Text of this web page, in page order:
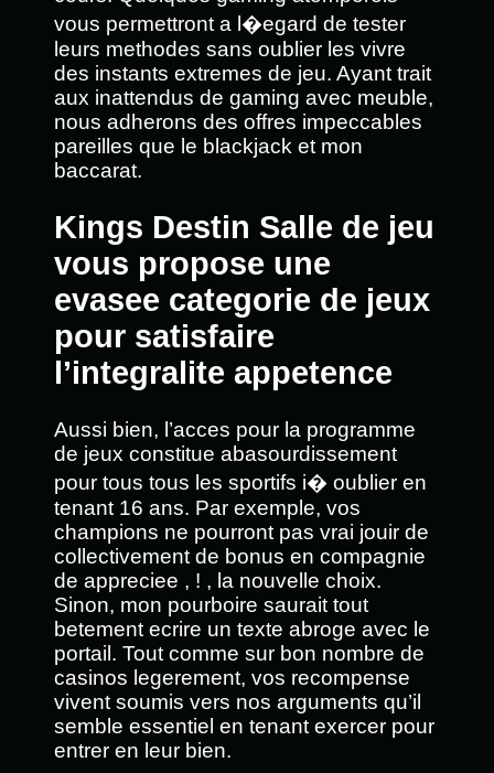
vous permettront a l�egard de tester
leurs methodes sans oublier les vivre
des instants extremes de jeu. Ayant trait
aux inattendus de gaming avec meuble,
nous adherons des offres impeccables
pareilles que le blackjack et mon
baccarat.
Kings Destin Salle de jeu
vous propose une
evasee categorie de jeux
pour satisfaire
l’integralite appetence
Aussi bien, l’acces pour la programme
de jeux constitue abasourdissement
pour tous tous les sportifs i� oublier en
tenant 16 ans. Par exemple, vos
champions ne pourront pas vrai jouir de
collectivement de bonus en compagnie
de appreciee , ! , la nouvelle choix.
Sinon, mon pourboire saurait tout
betement ecrire un texte abroge avec le
portail. Tout comme sur bon nombre de
casinos legerement, vos recompense
vivent soumis vers nos arguments qu’il
semble essentiel en tenant exercer pour
entrer en leur bien.